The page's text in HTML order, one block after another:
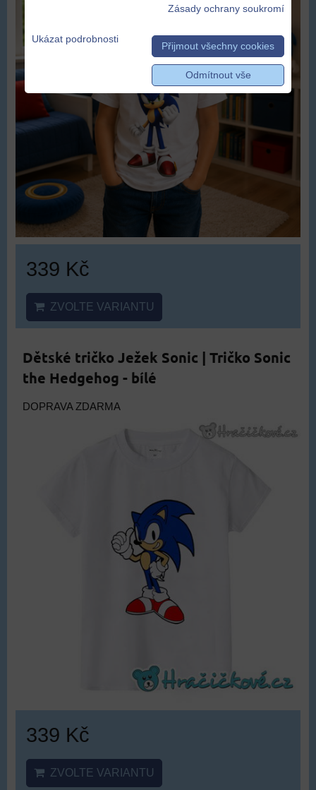
339 Kč
ZVOLTE VARIANTU
Dětské tričko Ježek Sonic | Tričko Sonic
the Hedgehog - bílé
DOPRAVA ZDARMA
339 Kč
ZVOLTE VARIANTU
Zásady ochrany soukromí
Ukázat podrobnosti
Přijmout všechny cookies
Odmítnout vše